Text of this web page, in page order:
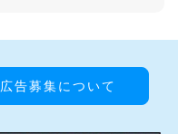
広告募集について